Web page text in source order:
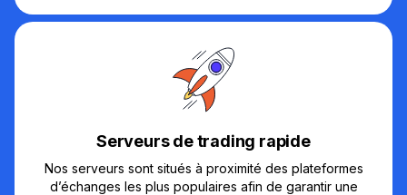
Serveurs de trading rapide
Nos serveurs sont situés à proximité des plateformes
d’échanges les plus populaires afin de garantir une